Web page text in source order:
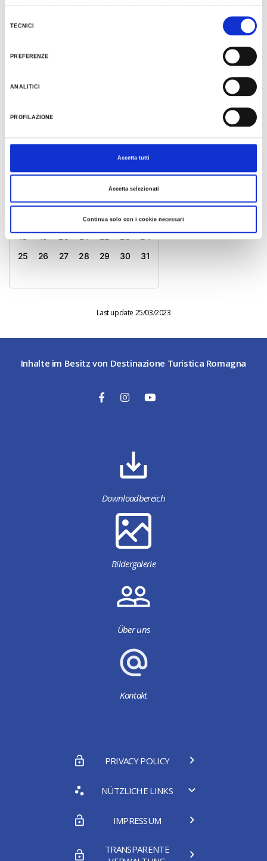
TECNICI
PREFERENZE
ANALITICI
PROFILAZIONE
Accetta tutti
Accetta selezionati
Continua solo con i cookie necessari
0543 911046
website
KALENDER
Mai 2026
S
S
1
2
3
14 15 16
17
18
19 20 21 22 23
24
25
26 27 28 29 30 31
Last update 25/03/2023
Inhalte im Besitz von Destinazione Turistica Romagna
Downloadbereich
Bildergalerie
Über uns
Kontakt
PRIVACY POLICY
NÜTZLICHE LINKS
IMPRESSUM
TRANSPARENTE